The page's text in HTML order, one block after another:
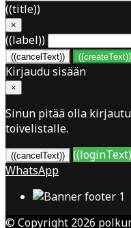
((title))
×
((label))
((cancelText)) ((createText))
Kirjaudu sisään
×
Sinun pitää olla
toivelistalle.
((cancelText))
WhatsApp
© Copyright 2026